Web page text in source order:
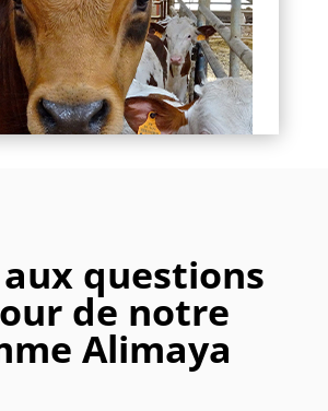
questions
de notre
Alimaya